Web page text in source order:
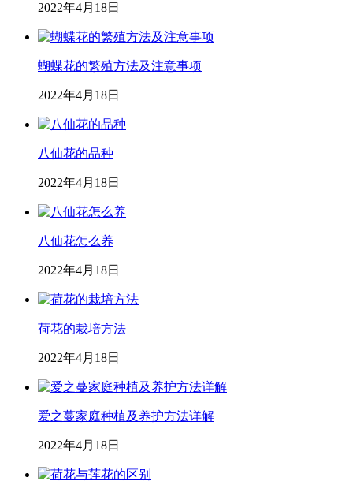
2022年4月18日
蝴蝶花的繁殖方法及注意事项
2022年4月18日
八仙花的品种
2022年4月18日
八仙花怎么养
2022年4月18日
荷花的栽培方法
2022年4月18日
爱之蔓家庭种植及养护方法详解
2022年4月18日